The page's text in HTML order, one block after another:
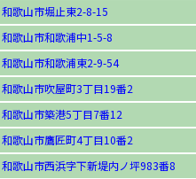
和歌山市堀止東2-8-15
和歌山市和歌浦中1-5-8
和歌山市和歌浦東2-9-54
和歌山市吹屋町3丁目19番2
和歌山市築港5丁目7番12
和歌山市鷹匠町4丁目10番2
和歌山市西浜字下新堤内ノ坪983番8